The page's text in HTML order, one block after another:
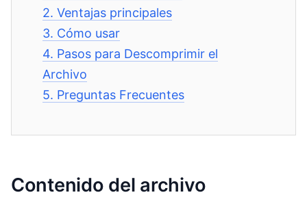
2.Ventajas principales
3. Cómo usar
4. Pasos para Descomprimir el
Archivo
5. Preguntas Frecuentes
Contenido del archivo